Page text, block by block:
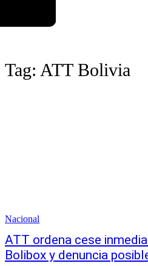
Tag: ATT Bolivia
Nacional
ATT ordena cese
Bolibox y denuncia